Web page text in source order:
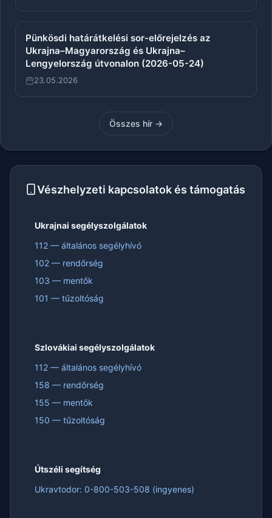
Pünkösdi határátkelési sor-előrejelzés az
Ukrajna–Magyarország és Ukrajna–
Lengyelország útvonalon (2026-05-24)
23.05.2026
Összes hír →
Vészhelyzeti kapcsolatok és támogatás
Ukrajnai segélyszolgálatok
112 — általános segélyhívó
102 — rendőrség
103 — mentők
101 — tűzoltóság
Szlovákiai segélyszolgálatok
112 — általános segélyhívó
158 — rendőrség
155 — mentők
150 — tűzoltóság
Útszéli segítség
Ukravtodor: 0-800-503-508 (ingyenes)